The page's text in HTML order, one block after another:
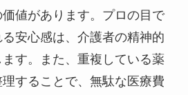
値があります。プロの目で
安心感は、介護者の精神的
す。また、重複している薬
することで、無駄な医療費